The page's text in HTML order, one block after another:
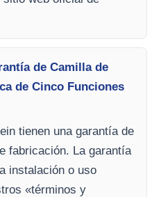
de Camilla de
de Cinco Funciones
tienen una garantía de
fabricación. La garantía
instalación o uso
«términos y